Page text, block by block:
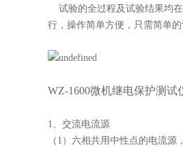
试验的全过程及试验结果均
行，操作简单方便，只需简单
WZ-1600微机继电保护测试
1、交流电流源
（1）六相共用中性点的电流源